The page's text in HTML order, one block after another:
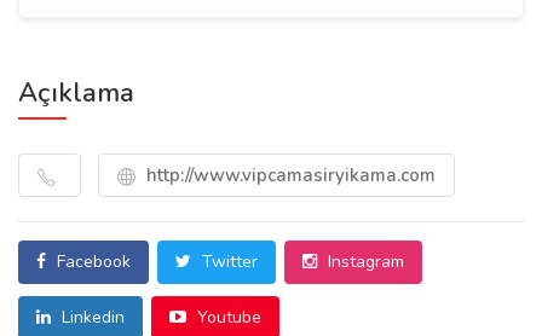
Açıklama
http://www.vipcamasiryikama.com
Facebook Twitter Instagram
Linkedin Youtube